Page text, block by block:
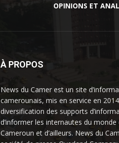
OPINIONS ET
À PROPOS
News du Camer est un site
camerounais, mis en service en
diversification des supports
d’informer les internautes du
Cameroun et d’ailleurs. News du